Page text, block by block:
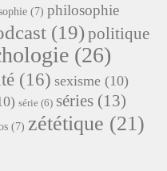
(7) philosophie
(19)politique
(26)
(16) sexisme (10)
série (6) séries (13)
(7) zététique (21)